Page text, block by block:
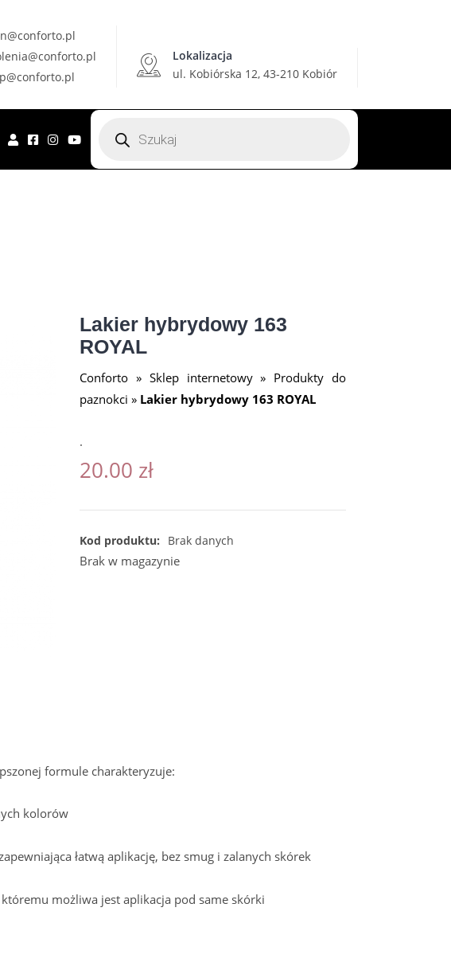
Lokalizacja
ul. Kobiórska 12, 43-210 Kobiór
produktów
Lakier hybrydowy 163
ROYAL
Conforto » Sklep internetowy» Produkty do
paznokci » Lakier hybrydowy 163 ROYAL
.
20.00 zł
Kod produktu: Brak danych
Brak w magazynie
formule charakteryzuje:
kolorów
łatwą aplikację, bez smug i zalanych skórek
możliwa jest aplikacja pod same skórki